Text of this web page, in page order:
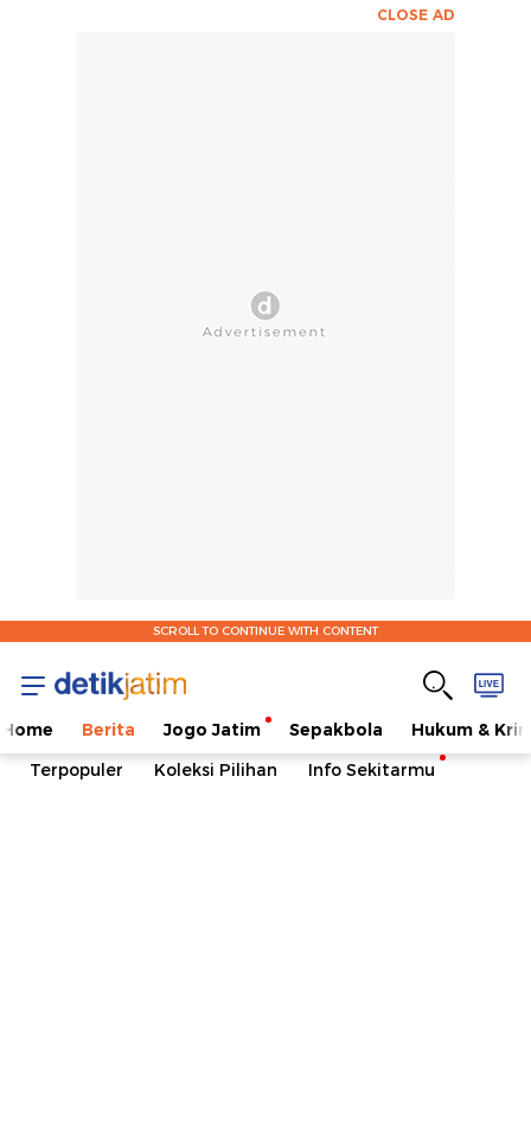
CLOSE AD
SCROLL TO CONTINUE WITH CONTENT
Home Berita Jogo Jatim Sepakbola
Hukum &
Terpopuler
Koleksi Pilihan Info Sekitarmu